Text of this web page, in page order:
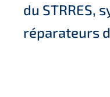
du STRRES,
réparateurs